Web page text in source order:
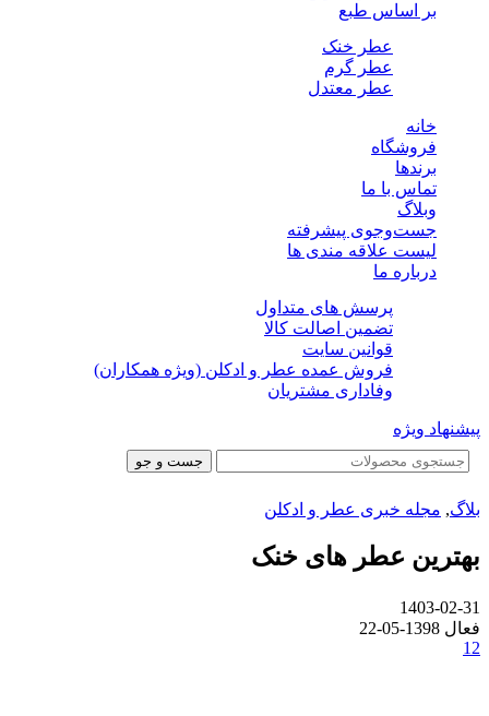
بر اساس طبع
عطر خنک
عطر گرم
عطر معتدل
خانه
فروشگاه
برندها
تماس با ما
وبلاگ
جست‌وجوی پیشرفته
لیست علاقه مندی ها
درباره ما
پرسش های متداول
تضمین اصالت کالا
قوانین سایت
فروش عمده عطر و ادکلن (ویژه همکاران)
وفاداری مشتریان
پیشنهاد ویژه
جست و جو
بلاگ, مجله خبری عطر و ادکلن
بهترین عطر های خنک
1403-02-31
فعال 1398-05-22
12